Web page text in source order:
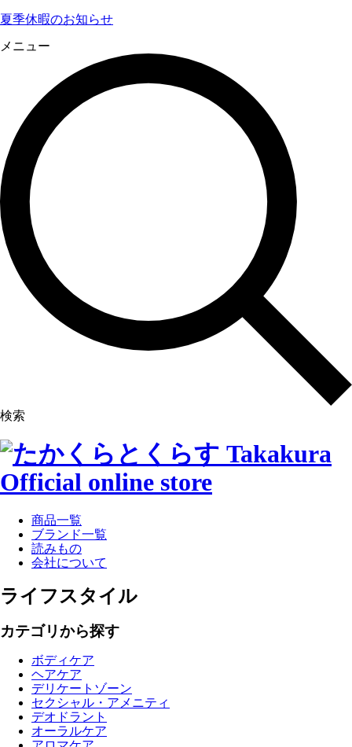
夏季休暇のお知らせ
メニュー
検索
商品一覧
ブランド一覧
読みもの
会社について
ライフスタイル
カテゴリから探す
ボディケア
ヘアケア
デリケートゾーン
セクシャル・アメニティ
デオドラント
オーラルケア